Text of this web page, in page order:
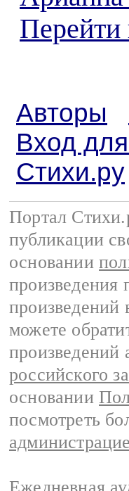
Перейти
Авторы
Вход
Стихи.ру
Портал
публикации
основании
произведения
произведений
можете
произведений
российского
основании
посмотреть
Ежедневная